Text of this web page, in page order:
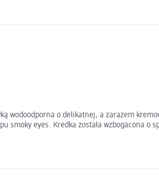
wodoodporna o delikatnej, a zarazem
eyes. Kredka została wzbogacona o